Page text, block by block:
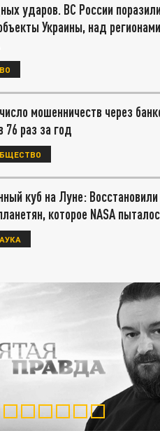
ударов. ВС России
Украины, над
мошенничеств через
76 раз за год
куб на Луне:
которое NASA